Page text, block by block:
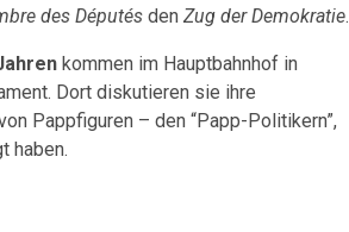
des Députés den Zug der Demokratie.
kommen im Hauptbahnhof in
Dort diskutieren sie ihre
Pappfiguren – den “Papp-Politikern”,
haben.